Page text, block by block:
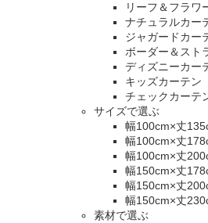
リーフ＆フラワ
ナチュラルカー
ジャガードカー
ボーダー＆スト
ディズニーカー
キッズカーテン
チェックカーテ
サイズで選ぶ
幅100cm×丈
幅100cm×丈
幅100cm×丈
幅150cm×丈
幅150cm×丈
幅150cm×丈
素材で選ぶ